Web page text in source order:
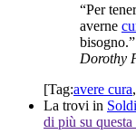
“Per
averne
bisogno.”
Dorothy
[Tag:avere cura,
La trovi in Soldi
di più su questa